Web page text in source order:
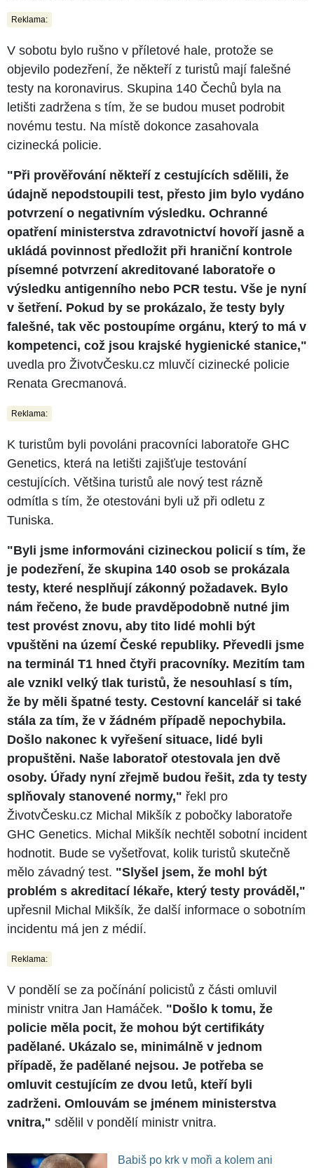
Reklama:
V sobotu bylo rušno v příletové hale, protože se
objevilo podezření, že někteří z turistů mají falešné
testy na koronavirus. Skupina 140 Čechů byla na
letišti zadržena s tím, že se budou muset podrobit
novému testu. Na místě dokonce zasahovala
cizinecká policie.
"Při prověřování někteří z cestujících sdělili, že
údajně nepodstoupili test, přesto jim bylo vydáno
potvrzení o negativním výsledku. Ochranné
opatření ministerstva zdravotnictví hovoří jasně a
ukládá povinnost předložit při hraniční kontrole
písemné potvrzení akreditované laboratoře o
výsledku antigenního nebo PCR testu. Vše je nyní
v šetření. Pokud by se prokázalo, že testy byly
falešné, tak věc postoupíme orgánu, který to má v
kompetenci, což jsou krajské hygienické stanice,"
uvedla pro ŽivotvČesku.cz mluvčí cizinecké policie
Renata Grecmanová.
Reklama:
K turistům byli povoláni pracovníci laboratoře GHC
Genetics, která na letišti zajišťuje testování
cestujících. Většina turistů ale nový test rázně
odmítla s tím, že otestováni byli už při odletu z
Tuniska.
"Byli jsme informováni cizineckou policií s tím, že
je podezření, že skupina 140 osob se prokázala
testy, které nesplňují zákonný požadavek. Bylo
nám řečeno, že bude pravděpodobně nutné jim
test provést znovu, aby tito lidé mohli být
vpuštěni na území České republiky. Převedli jsme
na terminál T1 hned čtyři pracovníky. Mezitím tam
ale vznikl velký tlak turistů, že nesouhlasí s tím,
že by měli špatné testy. Cestovní kancelář si také
stála za tím, že v žádném případě nepochybila.
Došlo nakonec k vyřešení situace, lidé byli
propuštěni. Naše laboratoř otestovala jen dvě
osoby. Úřady nyní zřejmě budou řešit, zda ty testy
splňovaly stanovené normy," řekl pro
ŽivotvČesku.cz Michal Mikšík z pobočky laboratoře
GHC Genetics. Michal Mikšík nechtěl sobotní incident
hodnotit. Bude se vyšetřovat, kolik turistů skutečně
mělo závadný test. "Slyšel jsem, že mohl být
problém s akreditací lékaře, který testy prováděl,"
upřesnil Michal Mikšík, že další informace o sobotním
incidentu má jen z médií.
Reklama:
V pondělí se za počínání policistů z části omluvil
ministr vnitra Jan Hamáček. "Došlo k tomu, že
policie měla pocit, že mohou být certifikáty
padělané. Ukázalo se, minimálně v jednom
případě, že padělané nejsou. Je potřeba se
omluvit cestujícím ze dvou letů, kteří byli
zadrženi. Omlouvám se jménem ministerstva
vnitra," sdělil v pondělí ministr vnitra.
Babiš po krk v moři a kolem ani